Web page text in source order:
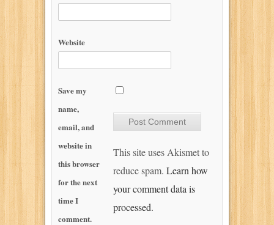
Website
Save my
name,
email, and
website in
this browser
for the next
time I
comment.
This site uses Akismet to
reduce spam. Learn how
your comment data is
processed.